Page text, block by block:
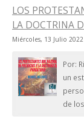
LOS
LA DOCTRINA
Miércoles, 13 Julio 2022
Por:
un
de